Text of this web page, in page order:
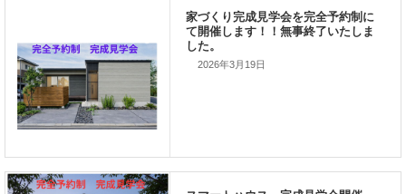
前の記事
家づくりこぼれ話！
次の記事
家づくりこぼれ話！
2026年3月19日